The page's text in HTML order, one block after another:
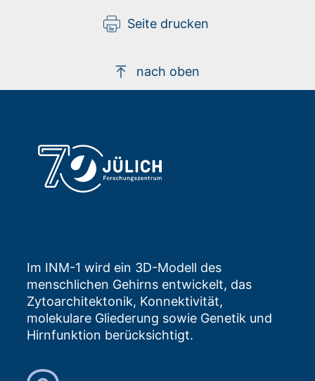
Seite drucken
nach oben
Im INM-1 wird ein 3D-Modell des
menschlichen Gehirns entwickelt, das
Zytoarchitektonik, Konnektivität,
molekulare Gliederung sowie Genetik und
Hirnfunktion berücksichtigt.